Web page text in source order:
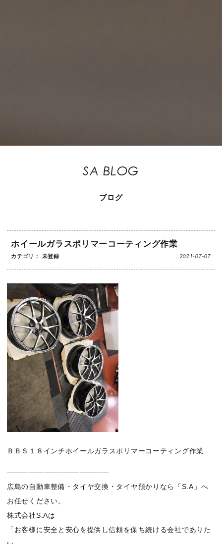
SA BLOG
ブログ
ホイールガラスポリマーコーティング作業
カテゴリ： 未登録 2021-07-07
ＢＢＳ１８インチホイールガラスポリマーコーティング作業
——————————————
広島の自動車整備・タイヤ交換・タイヤ預かりなら「S.A」へ
お任せください。
株式会社S.Aは
「お客様に安全と安心を提供し信頼を保ち続ける会社でありた